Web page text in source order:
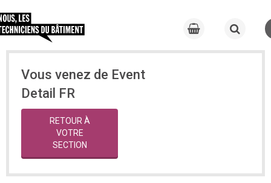
Vous venez de Event
Detail FR
RETOUR À
VOTRE
SECTION